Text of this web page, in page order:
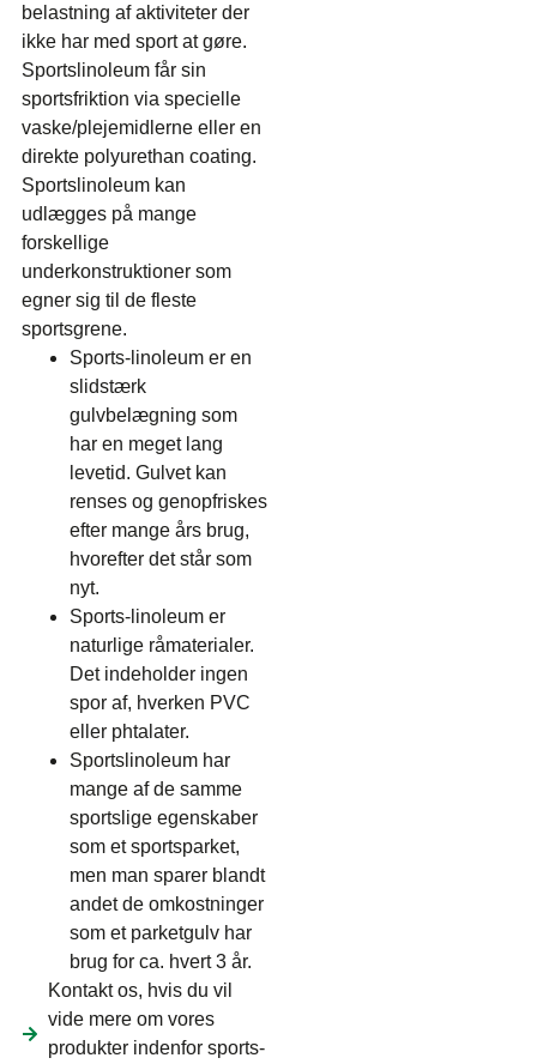
belastning af aktiviteter der
ikke har med sport at gøre.
Sportslinoleum får sin
sportsfriktion via specielle
vaske/plejemidlerne eller en
direkte polyurethan coating.
Sportslinoleum kan
udlægges på mange
forskellige
underkonstruktioner som
egner sig til de fleste
sportsgrene.
Sports-linoleum er en
slidstærk
gulvbelægning som
har en meget lang
levetid. Gulvet kan
renses og genopfriskes
efter mange års brug,
hvorefter det står som
nyt.
Sports-linoleum er
naturlige råmaterialer.
Det indeholder ingen
spor af, hverken PVC
eller phtalater.
Sportslinoleum har
mange af de samme
sportslige egenskaber
som et sportsparket,
men man sparer blandt
andet de omkostninger
som et parketgulv har
brug for ca. hvert 3 år.
Kontakt os, hvis du vil
vide mere om vores
produkter indenfor sports-